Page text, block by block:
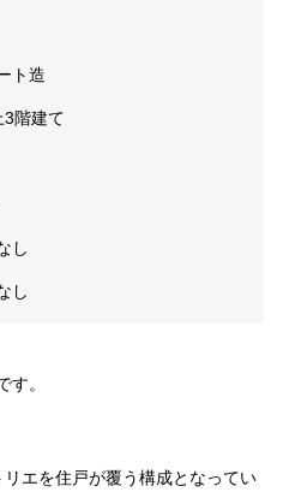
ト造
3階建て
し
し
す。
エを住戸が覆う構成となってい